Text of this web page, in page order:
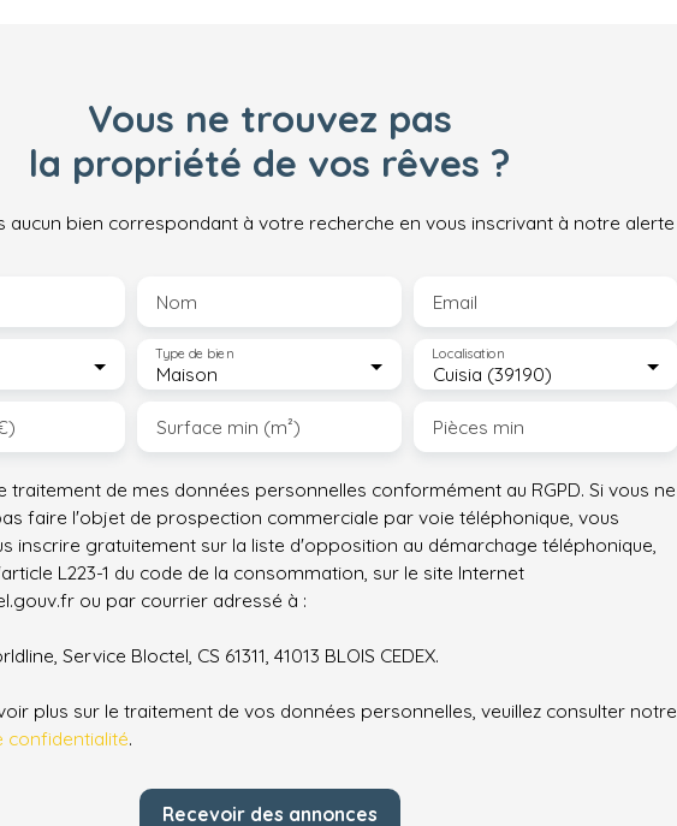
Vous ne trouvez pas
la propriété de vos rêves ?
aucun bien correspondant à votre recherche en vous inscrivant à notre alerte
Nom Email
Maison
Type de bien
Cuisia (39190)
Localisation
Surface min (m²) Pièces min
traitement de mes données personnelles conformément au RGPD. Si vous ne
faire l'objet de prospection commerciale par voie téléphonique, vous
inscrire gratuitement sur la liste d'opposition au démarchage téléphonique,
L223-1 du code de la consommation, sur le site Internet
ou par courrier adressé à :
Service Bloctel, CS 61311, 41013 BLOIS CEDEX.
plus sur le traitement de vos données personnelles, veuillez consulter notre
confidentialité.
Recevoir des annonces